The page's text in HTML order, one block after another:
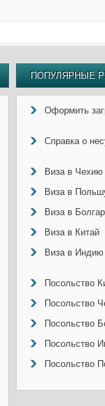
ПОПУЛЯРНЫЕ
Оформить
Справка о
Виза в Чехию
Виза в
Виза в
Виза в Китай
Виза в Индию
Посольство
Посольство
Посольство
Посольство
Посольство